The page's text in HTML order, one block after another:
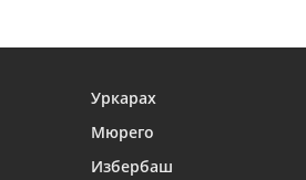
Уркарах
Мюрего
Избербаш